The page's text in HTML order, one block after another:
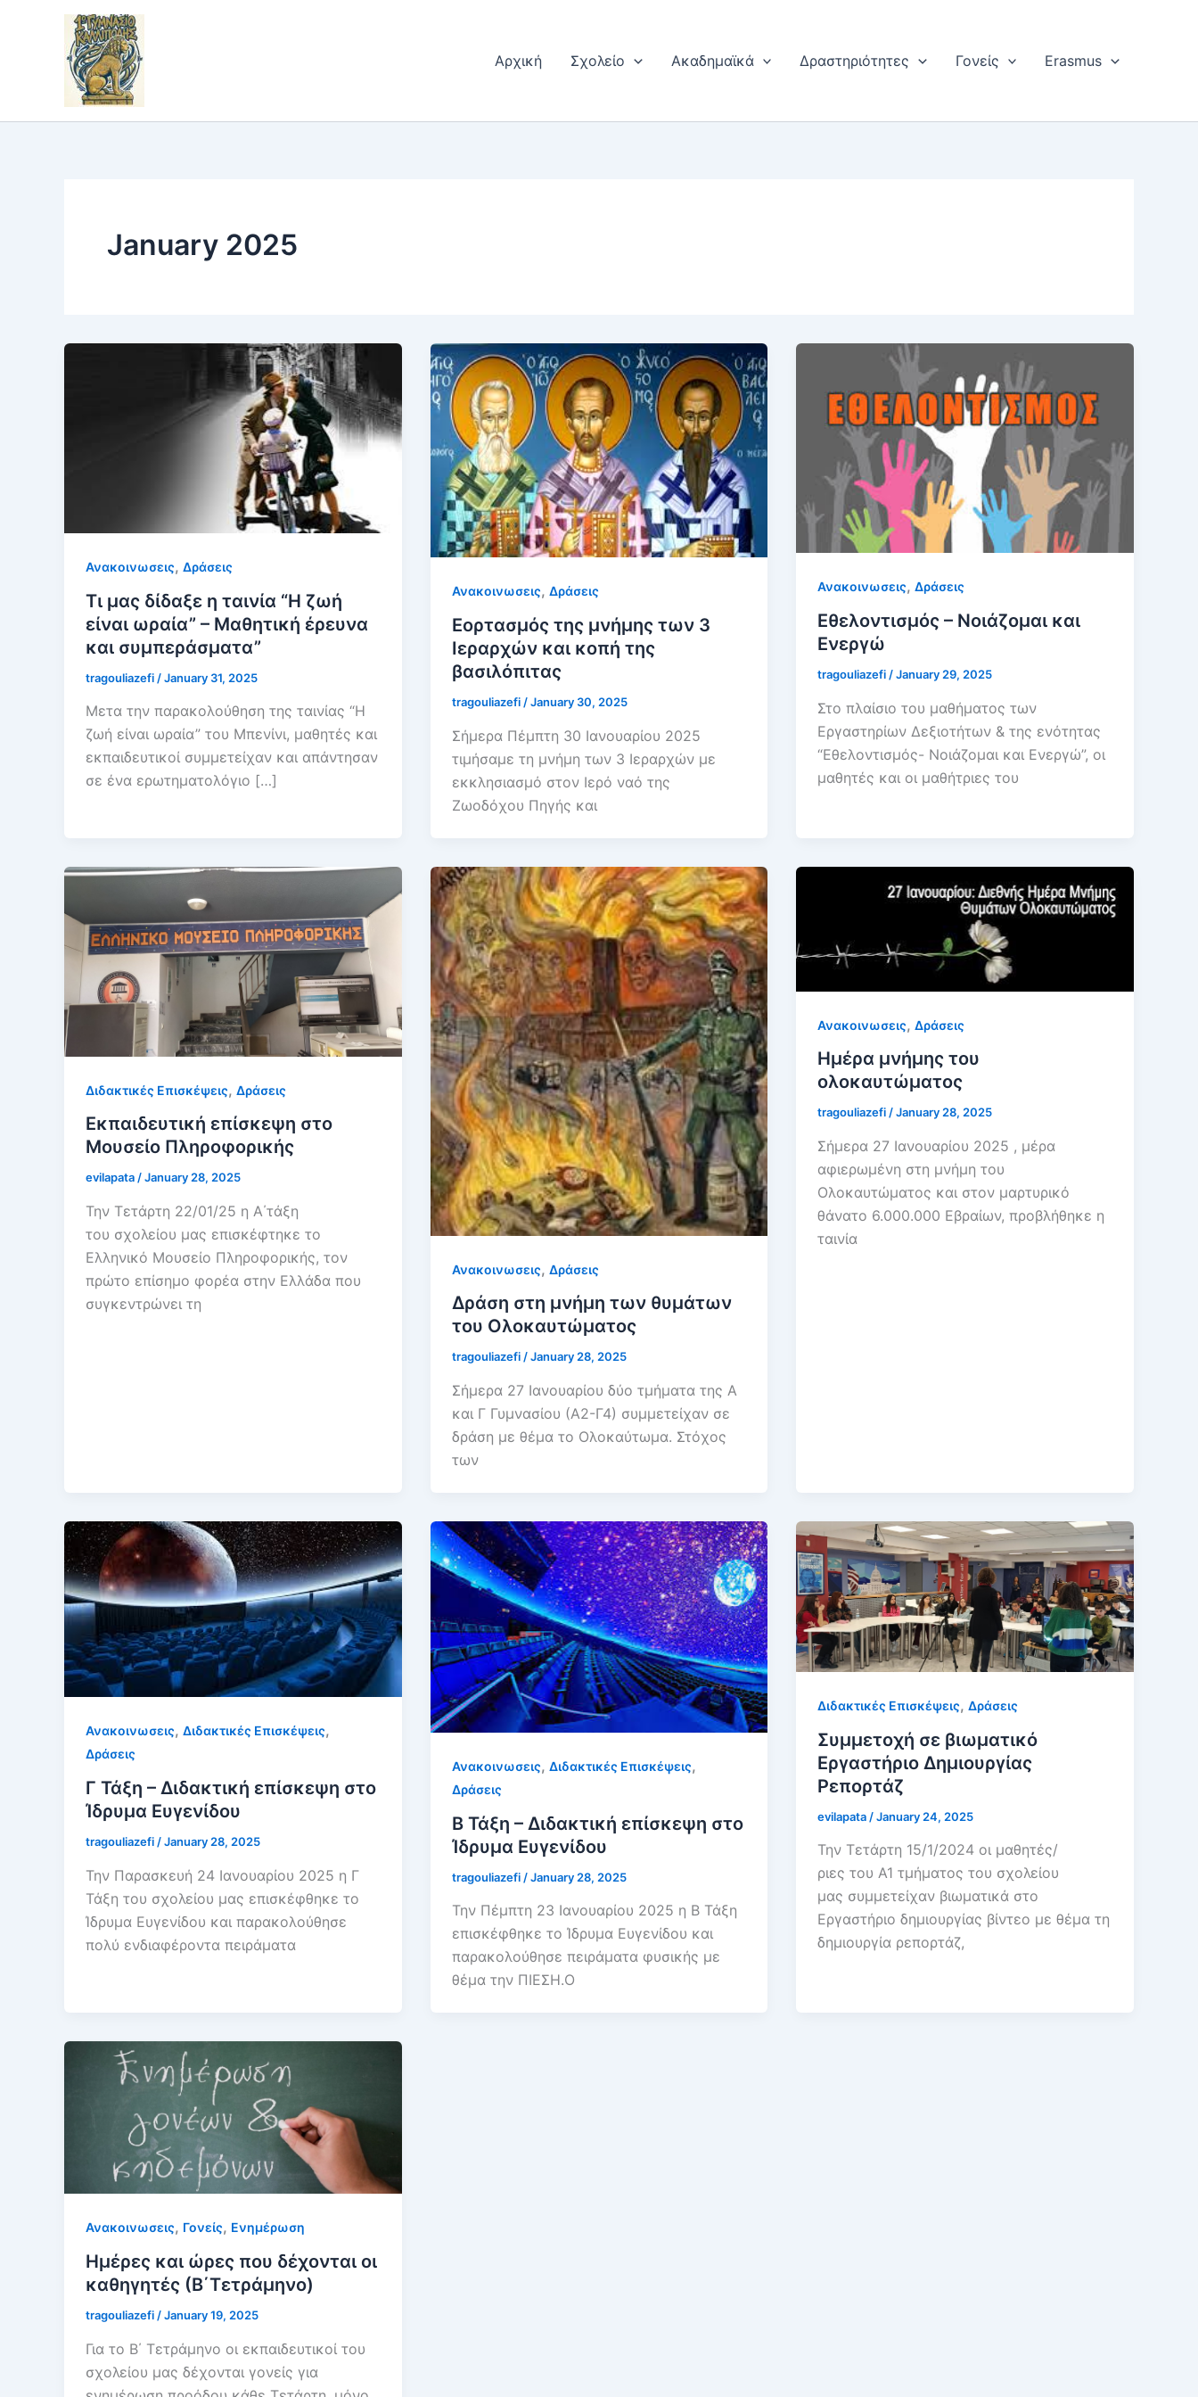
Αρχική Σχολείο Ακαδημαϊκά Δραστηριότητες Γονείς Erasmus
January 2025
Ανακοινωσεις, Δράσεις
Τι μας δίδαξε η ταινία “Η ζωή
είναι ωραία” – Μαθητική έρευνα
και συμπεράσματα”
tragouliazefi /January 31, 2025
Μετα την παρακολούθηση της ταινίας “Η
ζωή είναι ωραία” του Μπενίνι, μαθητές και
εκπαιδευτικοί συμμετείχαν και απάντησαν
σε ένα ερωτηματολόγιο […]
Ανακοινωσεις, Δράσεις
Εορτασμός της μνήμης των 3
Ιεραρχών και κοπή της
βασιλόπιτας
tragouliazefi /January 30, 2025
Σήμερα Πέμπτη 30 Ιανουαρίου 2025
τιμήσαμε τη μνήμη των 3 Ιεραρχών με
εκκλησιασμό στον Ιερό ναό της
Ζωοδόχου Πηγής και
Ανακοινωσεις,Δράσεις
Εθελοντισμός – Νοιάζομαι και
Ενεργώ
tragouliazefi /January 29, 2025
Στο πλαίσιο του μαθήματος των
Εργαστηρίων Δεξιοτήτων & της ενότητας
“Εθελοντισμός- Νοιάζομαι και Ενεργώ”, οι
μαθητές και οι μαθήτριες του
Διδακτικές Επισκέψεις, Δράσεις
Εκπαιδευτική επίσκεψη στο
Μουσείο Πληροφορικής
evilapata/January 28, 2025
Την Τετάρτη 22/01/25 η Α΄τάξη
του σχολείου μας επισκέφτηκε το
Ελληνικό Μουσείο Πληροφορικής, τον
πρώτο επίσημο φορέα στην Ελλάδα που
συγκεντρώνει τη
Ανακοινωσεις, Δράσεις
Δράση στη μνήμη των θυμάτων
του Ολοκαυτώματος
tragouliazefi/January 28, 2025
Σήμερα 27 Ιανουαρίου δύο τμήματα της Α
και Γ Γυμνασίου (Α2-Γ4) συμμετείχαν σε
δράση με θέμα το Ολοκαύτωμα. Στόχος
των
Ανακοινωσεις,Δράσεις
Ημέρα μνήμης του
ολοκαυτώματος
tragouliazefi/January 28, 2025
Σήμερα 27 Ιανουαρίου 2025 , μέρα
αφιερωμένη στη μνήμη του
Ολοκαυτώματος και στον μαρτυρικό
θάνατο 6.000.000 Εβραίων, προβλήθηκε η
ταινία
Ανακοινωσεις, Διδακτικές Επισκέψεις,
Δράσεις
Γ Τάξη – Διδακτική επίσκεψη στο
Ίδρυμα Ευγενίδου
tragouliazefi /January 28, 2025
Την Παρασκευή 24 Ιανουαρίου 2025 η Γ
Τάξη του σχολείου μας επισκέφθηκε το
Ίδρυμα Ευγενίδου και παρακολούθησε
πολύ ενδιαφέροντα πειράματα
Ανακοινωσεις, Διδακτικές Επισκέψεις,
Δράσεις
Β Τάξη – Διδακτική επίσκεψη στο
Ίδρυμα Ευγενίδου
tragouliazefi /January 28, 2025
Την Πέμπτη 23 Ιανουαρίου 2025 η Β Τάξη
επισκέφθηκε το Ίδρυμα Ευγενίδου και
παρακολούθησε πειράματα φυσικής με
θέμα την ΠΙΕΣΗ.Ο
Διδακτικές Επισκέψεις,Δράσεις
Συμμετοχή σε βιωματικό
Εργαστήριο Δημιουργίας
Ρεπορτάζ
evilapata /January 24, 2025
Την Τετάρτη 15/1/2024 οι μαθητές/
ριες του Α1 τμήματος του σχολείου
μας συμμετείχαν βιωματικά στο
Εργαστήριο δημιουργίας βίντεο με θέμα τη
δημιουργία ρεπορτάζ,
Ανακοινωσεις, Γονείς, Ενημέρωση
Ημέρες και ώρες που δέχονται οι
καθηγητές (Β΄Τετράμηνο)
tragouliazefi/January 19, 2025
Για το Β΄ Τετράμηνο οι εκπαιδευτικοί του
σχολείου μας δέχονται γονείς για